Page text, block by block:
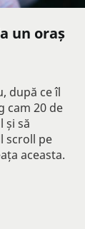
un oraș
după ce îl
cam 20 de
și să
scroll pe
aceasta.